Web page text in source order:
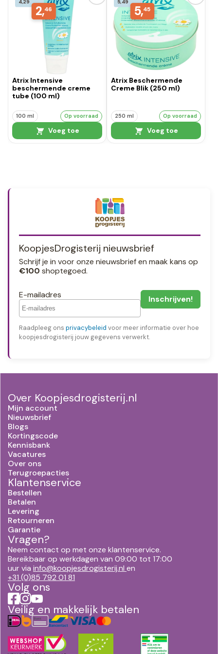
2,46
Atrix Intensive
beschermende creme
tube (100 ml)
100 ml Op voorraad
Voeg toe
5,45
Atrix Beschermende
Creme Blik (250 ml)
250 ml Op voorraad
Voeg toe
KoopjesDrogisterij nieuwsbrief
Schrijf je in voor onze nieuwsbrief en maak kans op
€100 shoptegoed.
E-mailadres
Raadpleeg ons privacybeleid voor meer informatie over hoe
koopjesdrogisterij jouw gegevens verwerkt.
Over Koopjesdrogisterij.nl
Mijn account
Nieuwsbrief
Blogs
Kortingscode
Kennisbank
Vacatures
Over ons
Terugroepacties
Klantenservice
Bestellen
Betalen
Levering
Retourneren
Garantie
Vragen?
Neem contact op met onze klantenservice.
Bereikbaar op werkdagen van 09:00 tot 17:00
uur via info@koopjesdrogisterij.nl en
+31 (0)85 792 01 81
Volg ons
Veilig en makkelijk betalen